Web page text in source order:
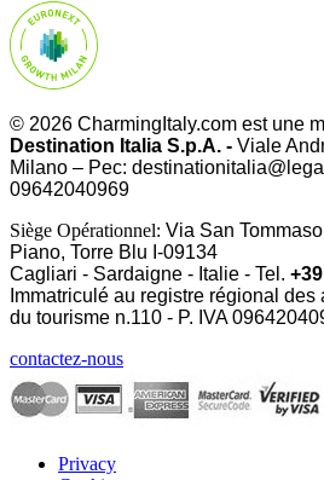
© 2026 CharmingItaly.com est une
Destination Italia S.p.A. - Viale
Milano – Pec:
09642040969
Siège Opérationnel: Via San
Piano, Torre Blu I-09134
Cagliari - Sardaigne - Italie - Tel.
Immatriculé au registre régional
du tourisme n.110 - P. IVA
contactez-nous
Privacy